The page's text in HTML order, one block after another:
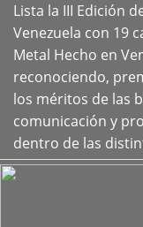
Lista la III Edición
Venezuela con 19
Metal Hecho en
reconociendo,
los méritos de las
comunicación y
dentro de las